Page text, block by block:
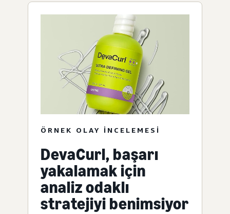
ÖRNEK OLAY INCELEMESI
DevaCurl, başarı
yakalamak için
analiz odaklı
stratejiyi benimsiyor